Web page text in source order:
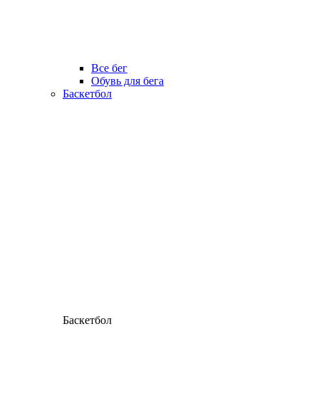
Все бег
Обувь для бега
Баскетбол
Баскетбол